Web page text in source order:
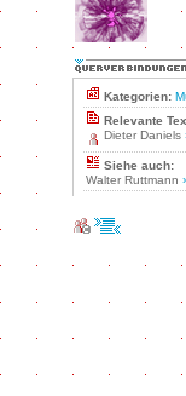
Kategorien:
Relevante
Dieter Daniels
Siehe auch:
Walter Ruttmann